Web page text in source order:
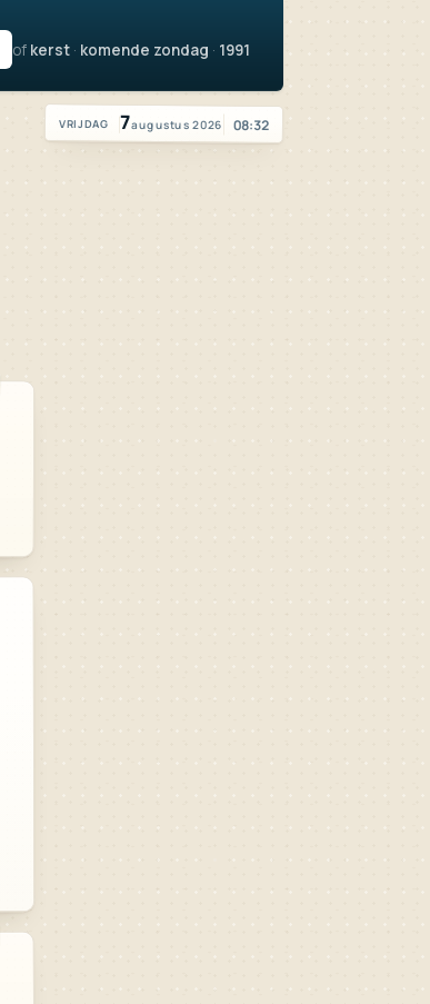
Vandaag is het vrijdag 7 augustus 2026
VRIJDAG 7augustus 2026 08:32
of kerst · komende zondag · 1991